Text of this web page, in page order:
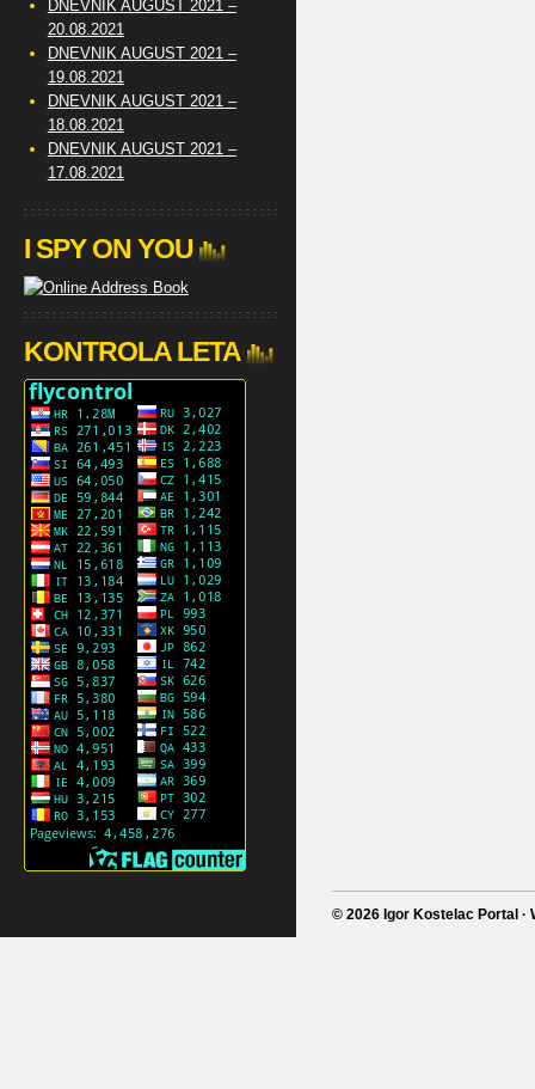
DNEVNIK AUGUST 2021 –
20.08.2021
DNEVNIK AUGUST 2021 –
19.08.2021
DNEVNIK AUGUST 2021 –
18.08.2021
DNEVNIK AUGUST 2021 –
17.08.2021
I SPY ON YOU
KONTROLA LETA
© 2026 Igor Kostelac Portal